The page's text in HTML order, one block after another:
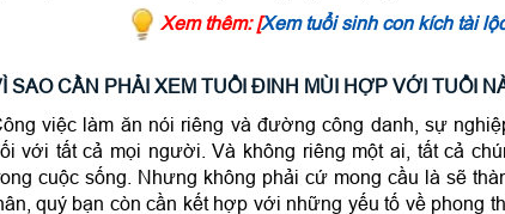
Xem thêm: [Xem tuổi sinh con kích tài
SAO CẦN PHẢI XEM TUỔI ĐINH MÙI HỢP VỚI TUỔI
việc làm ăn nói riêng và đường công danh, sự
với tất cả mọi người. Và không riêng một ai, tất cả
cuộc sống. Nhưng không phải cứ mong cầu là sẽ
quý bạn còn cần kết hợp với những yếu tố về phong